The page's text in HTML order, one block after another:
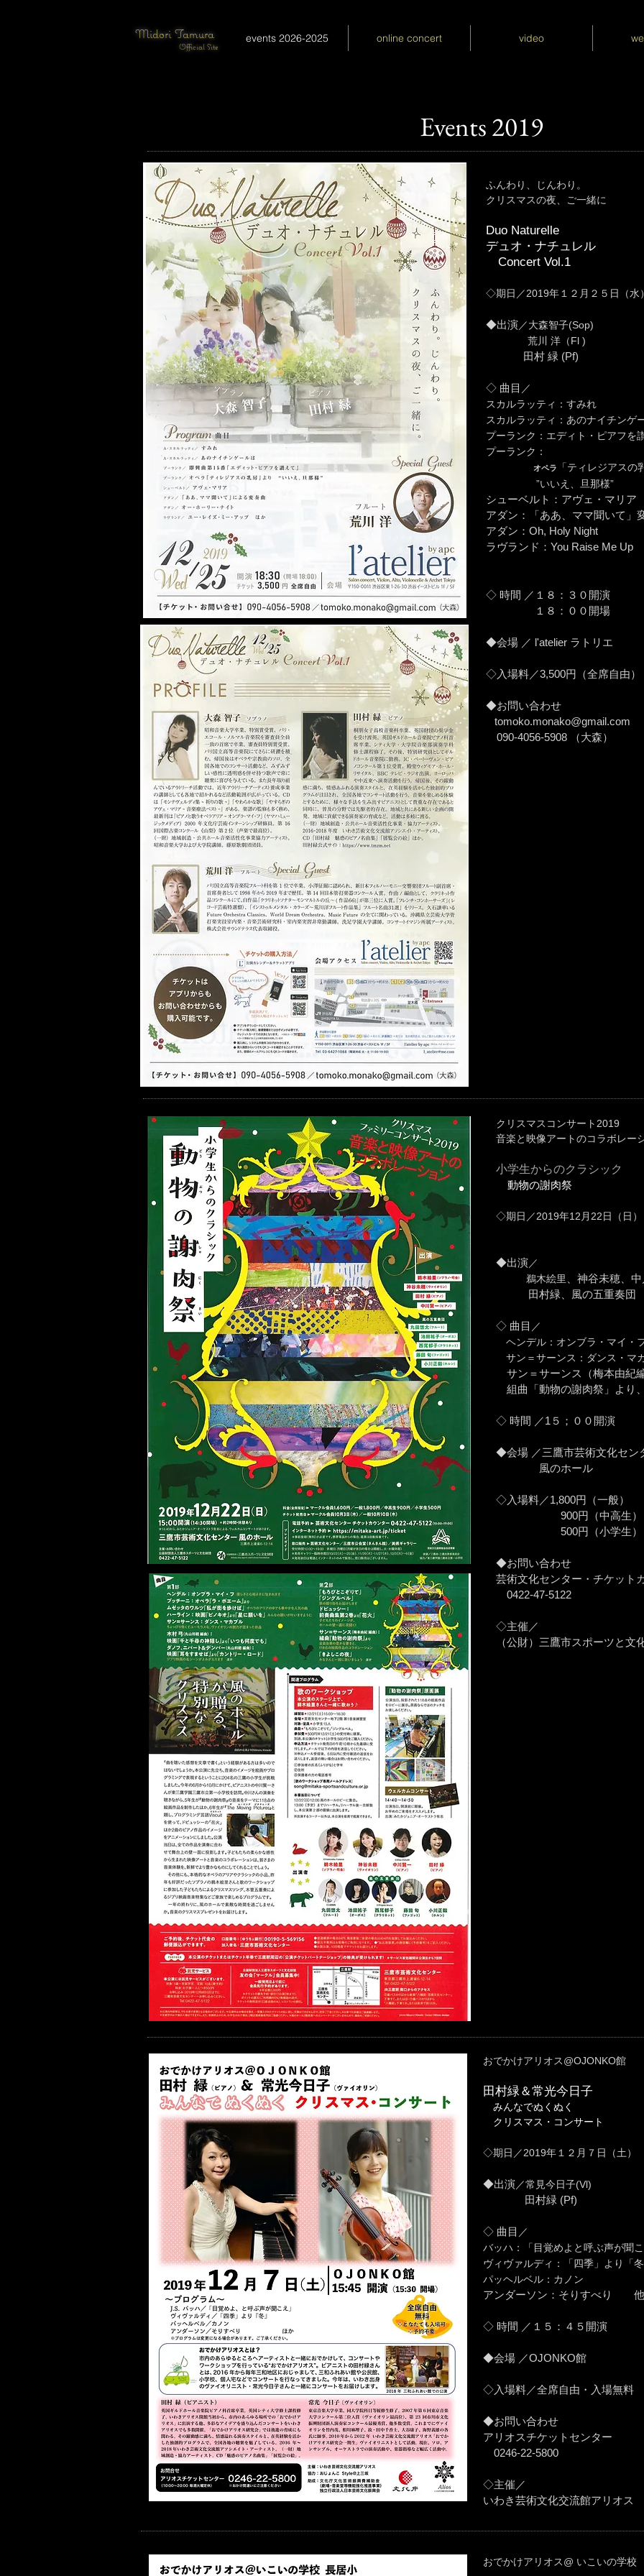
Midori Tamura
Official Site
events 2026-2025 online concert video
​ Events 2019
ふんわり、じんわり。
クリスマスの夜、ご一緒に
Duo Naturelle
デュオ・ナチュレル
Concert Vol.1
◇期日 ／2019年１２月２５日（水
◆出演／大森智子(Sop)
荒川 洋（Fl )
田村 緑 (Pf)
◇ 曲目 ／
スカルラッティ：すみれ
スカルラッティ：あのナイチンゲ
プーランク：エディト・ピアフを
プーランク：
オペラ
「ティレジアスの
”いいえ、旦那様”
シューベルト：アヴェ・マリア
アダン：「ああ、ママ聞いて」
アダン：Oh, Holy Night
ラヴランド：You Raise Me Up
◇ 時間 ／１８：３０開演
１８：００開場
◆会場 ／ l'atelier ラトリエ
◇入場料／3,500円（全席自由）
◆お問い合わせ
tomoko.monako@gmail.com
090-4056-5908 （大森）
クリスマスコンサート2019
音楽と映像アートのコラボレー
小学生からのクラシック
動物の謝肉祭
◇期日 ／2019年12月22日（日）
◆出演／
鵜木絵里
、神谷未穂、
田村緑、風の五重奏団
◇ 曲目 ／
ヘンデル：オンブラ・マイ・
サン＝サーンス：ダンス・マ
サン＝サーンス（梅本由紀
組曲「動物の謝肉祭」より
◇ 時間 ／1５；００開演
◆会場 ／三鷹市芸術文化セン
風のホール
◇入場料／1,800円（一般）
900円（中高生）
500円（小学生）
◆お問い合わせ
芸術文化センター・チケット
0422-47-5122
◇主催／
（公財）三鷹市スポーツと文
おでかけアリオス@OJONKO館
田村緑＆常光今日子
みんなでぬくぬく
クリスマス・コンサート
◇期日 ／2019年１２月７日（土）
◆出演／常見今日子(Vl)
田村緑 (Pf)
◇ 曲目 ／
バッハ：「目覚めよと呼ぶ声が聞
ヴィヴァルディ：「四季」より「
パッヘルベル：カノン
アンダーソン：そりすべり 他
◇ 時間 ／１５：４５開演
◆会場 ／OJONKO館
◇入場料／全席自由・入場無料
◆お問い合わせ
アリオスチケットセンター
0246-22-5800
◇主催／
いわき芸術文化交流館アリオス
おでかけアリオス@ いこいの学